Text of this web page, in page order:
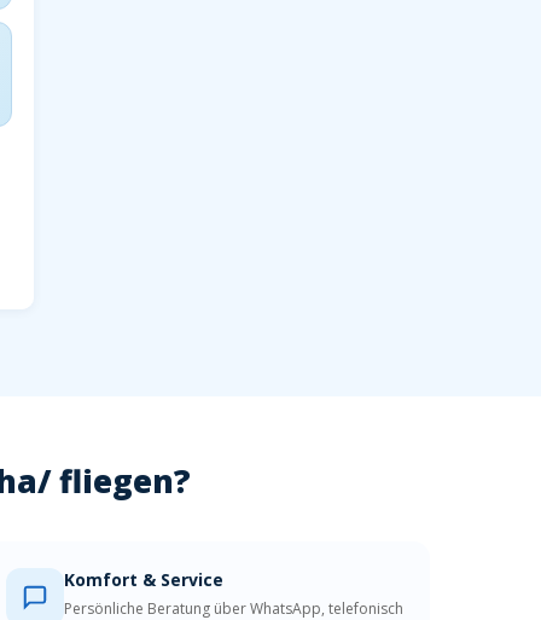
fliegen?
Komfort & Service
Persönliche Beratung über WhatsApp, telefonisch